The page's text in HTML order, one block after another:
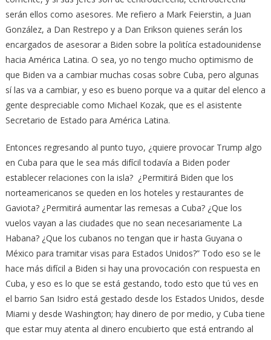
serán ellos como asesores. Me refiero a Mark Feierstin, a Juan
González, a Dan Restrepo y a Dan Erikson quienes serán los
encargados de asesorar a Biden sobre la politíca estadounidense
hacia América Latina. O sea, yo no tengo mucho optimismo de
que Biden va a cambiar muchas cosas sobre Cuba, pero algunas
sí las va a cambiar, y eso es bueno porque va a quitar del elenco a
gente despreciable como Michael Kozak, que es el asistente
Secretario de Estado para América Latina.
Entonces regresando al punto tuyo, ¿quiere provocar Trump algo
en Cuba para que le sea más difícil todavía a Biden poder
establecer relaciones con la isla? ¿Permitirá Biden que los
norteamericanos se queden en los hoteles y restaurantes de
Gaviota? ¿Permitirá aumentar las remesas a Cuba? ¿Que los
vuelos vayan a las ciudades que no sean necesariamente La
Habana? ¿Que los cubanos no tengan que ir hasta Guyana o
México para tramitar visas para Estados Unidos?” Todo eso se le
hace más difícil a Biden si hay una provocación con respuesta en
Cuba, y eso es lo que se está gestando, todo esto que tú ves en
el barrio San Isidro está gestado desde los Estados Unidos, desde
Miami y desde Washington; hay dinero de por medio, y Cuba tiene
que estar muy atenta al dinero encubierto que está entrando al